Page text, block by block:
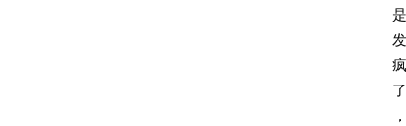
是
发
疯
了
，